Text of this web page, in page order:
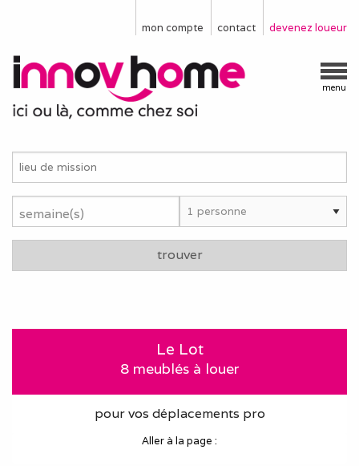
devenez loueur
contact
mon compte
menu
semaine(s)
trouver
Le Lot
8 meublés à louer
pour vos déplacements pro
Aller à la page :